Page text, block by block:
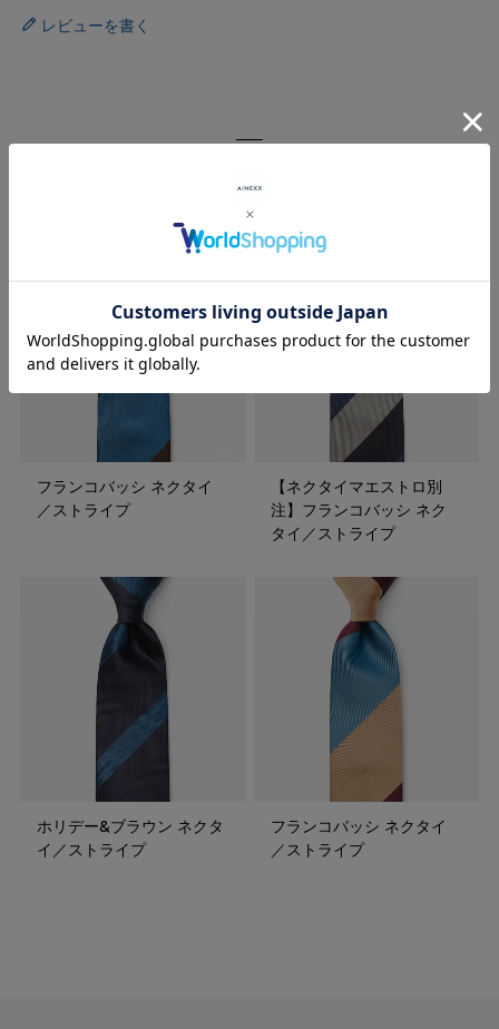
レビューを書く
フランコバッシ ネクタイ
／ストライプ
【ネクタイマエストロ別
注】フランコバッシ ネク
タイ／ストライプ
ホリデー&ブラウン ネクタ
イ／ストライプ
フランコバッシ ネクタイ
／ストライプ